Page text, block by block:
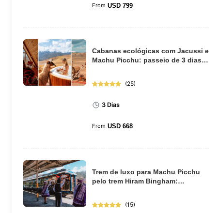
From USD 799
Cabanas ecológicas com Jacussi e
Machu Picchu: passeio de 3 dias
(25)
3 Dias
From USD 668
Trem de luxo para Machu Picchu
pelo trem Hiram Bingham:
(15)